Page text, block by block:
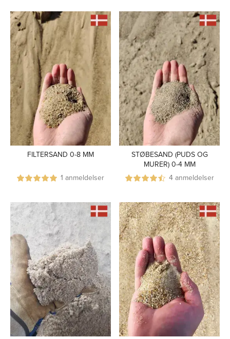
FILTERSAND 0-8 MM
1 anmeldelser
STØBESAND (PUDS OG
MURER) 0-4 MM
4 anmeldelser